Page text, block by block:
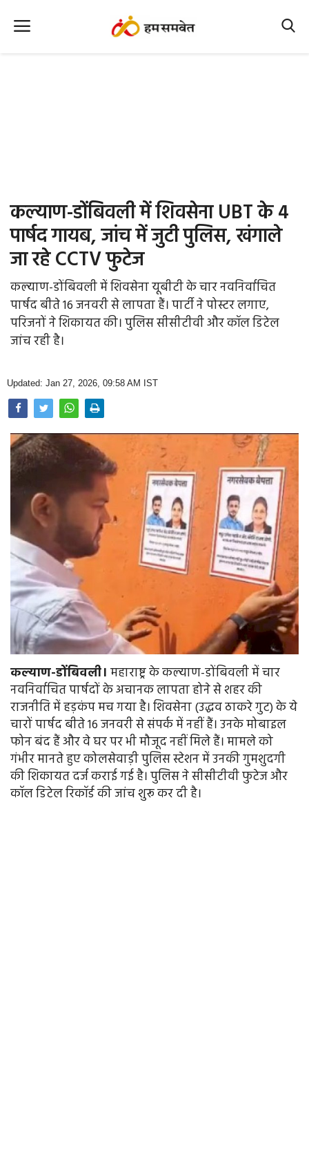
Office Office
Political Gossips
Farm & Food
Opinion
Photo Gallery
Home
कल्याण-डोंबिवली में शिवसेना UBT के 4
पार्षद गायब, जांच में जुटी पुलिस, खंगाले
जा रहे CCTV फुटेज
कल्याण-डोंबिवली में शिवसेना यूबीटी के चार नवनिर्वाचित
पार्षद बीते 16 जनवरी से लापता हैं। पार्टी ने पोस्टर लगाए,
परिजनों ने शिकायत की। पुलिस सीसीटीवी और कॉल डिटेल
जांच रही है।
Updated: Jan 27, 2026, 09:58 AM IST
कल्याण-डोंबिवली। महाराष्ट्र के कल्याण-डोंबिवली में चार
नवनिर्वाचित पार्षदों के अचानक लापता होने से शहर की
राजनीति में हड़कंप मच गया है। शिवसेना (उद्धव ठाकरे गुट) के ये
चारों पार्षद बीते 16 जनवरी से संपर्क में नहीं हैं। उनके मोबाइल
फोन बंद हैं और वे घर पर भी मौजूद नहीं मिले हैं। मामले को
गंभीर मानते हुए कोलसेवाड़ी पुलिस स्टेशन में उनकी गुमशुदगी
की शिकायत दर्ज कराई गई है। पुलिस ने सीसीटीवी फुटेज और
कॉल डिटेल रिकॉर्ड की जांच शुरू कर दी है।